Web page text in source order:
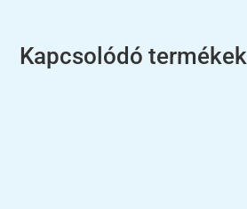
Kapcsolódó termékek